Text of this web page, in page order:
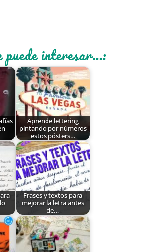
puede interesar...:
Aprende lettering
pintando por números
estos pósters…
Frases y textos para
mejorar la letra antes
de…